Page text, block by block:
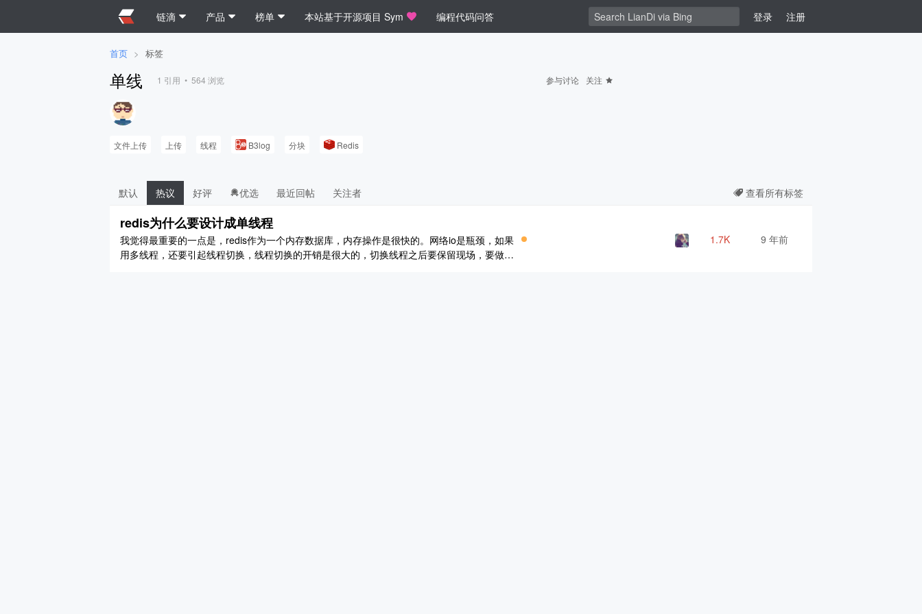
链滴 产品 榜单 本站基于开源项目 Sym 编程代码问答 登录 注册
首页 > 标签
单线 1 引用 • 564 浏览 参与讨论 关注
文件上传 上传 线程 B3log 分块 Redis
默认 热议 好评 优选 最近回帖 关注者 查看所有标签
redis为什么要设计成单线程
我觉得最重要的一点是，redis作为一个内存数据库，内存操作是很快的。网络io是瓶颈，如果
用多线程，还要引起线程切换，线程切换的开销是很大的，切换线程之后要保留现场，要做很
1.7K 9 年前